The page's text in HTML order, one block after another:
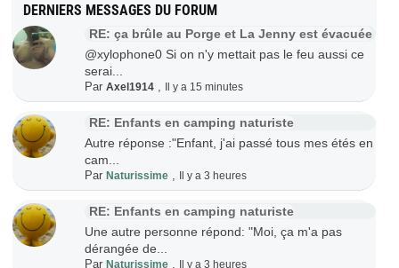
DERNIERS MESSAGES DU FORUM
RE: ça brûle au Porge et La Jenny est évacuée
@xylophone0 Si on n'y mettait pas le feu aussi ce
serai...
ParAxel1914 Il y a 15 minutes
RE: Enfants en camping naturiste
Autre réponse :"Enfant, j'ai passé tous mes étés en
cam...
ParNaturissime Il y a 3 heures
RE: Enfants en camping naturiste
Une autre personne répond: "Moi, ça m'a pas
dérangée de...
ParNaturissime Il y a 3 heures